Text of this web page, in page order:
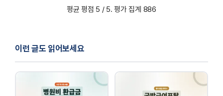
여전히 문제가 있으면 본네트 잠금 장치 또는 케이블의
평균 평점 5 / 5. 평가 집계 886
이런 글도 읽어보세요